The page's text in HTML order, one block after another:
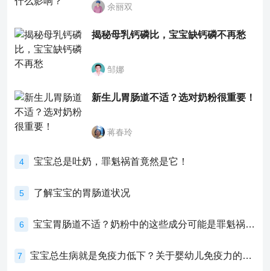
余丽双
揭秘母乳钙磷比，宝宝缺钙磷不再愁
邹娜
新生儿胃肠道不适？选对奶粉很重要！
蒋春玲
4 宝宝总是吐奶，罪魁祸首竟然是它！
5 了解宝宝的胃肠道状况
6 宝宝胃肠道不适？奶粉中的这些成分可能是罪魁祸首！
7 宝宝总生病就是免疫力低下？关于婴幼儿免疫力的真相，家长必须了解！